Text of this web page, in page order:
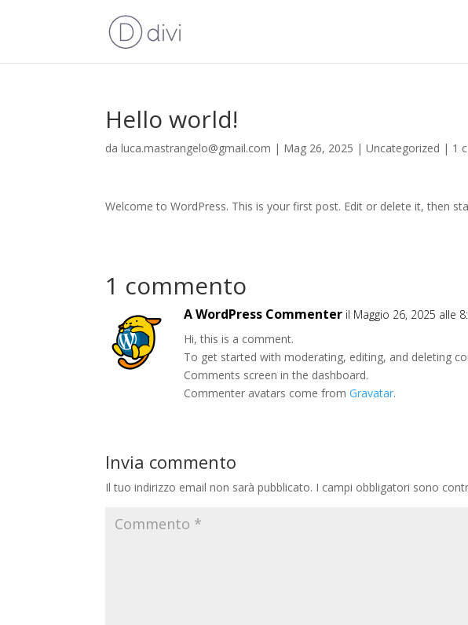
Hello world!
daluca.mastrangelo@gmail.com | Mag 26, 2025 |Uncategorized | 1
Welcome to WordPress. This is your first post. Edit or delete it, then
1 commento
A WordPress Commenter il Maggio 26, 2025 alle
Hi, this is a comment.
To get started with moderating, editing, and deleting
Comments screen in the dashboard.
Commenter avatars come fromGravatar.
Invia commento
Il tuo indirizzo email non sarà pubblicato. I campi obbligatori sono